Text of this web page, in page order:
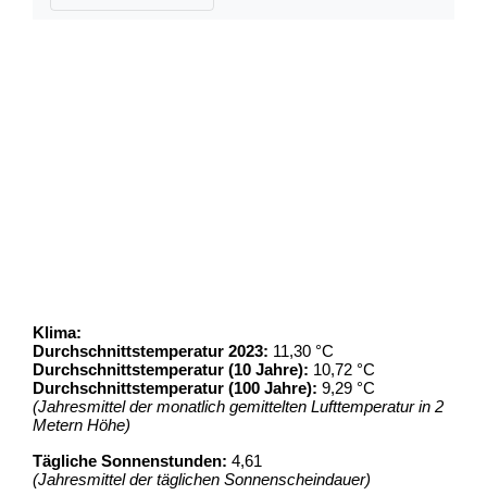
Klima:
Durchschnittstemperatur 2023: 11,30 °C
Durchschnittstemperatur (10 Jahre): 10,72 °C
Durchschnittstemperatur (100 Jahre): 9,29 °C
(Jahresmittel der monatlich gemittelten Lufttemperatur in 2
Metern Höhe)
Tägliche Sonnenstunden: 4,61
(Jahresmittel der täglichen Sonnenscheindauer)